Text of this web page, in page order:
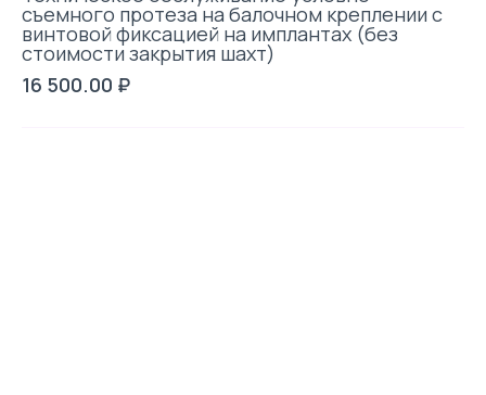
съемного протеза на балочном креплении с
винтовой фиксацией на имплантах (без
стоимости закрытия шахт)
16 500.00 ₽